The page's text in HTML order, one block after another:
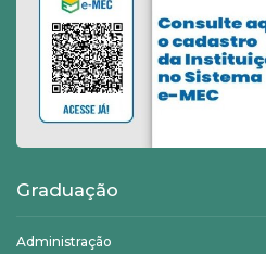
Graduação
Administração